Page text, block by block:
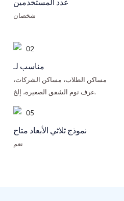
شخصان
مناسب لـ
مساكن الطلاب، مساكن الشركات،
غرف نوم الشقق الصغيرة، إلخ.
نموذج ثلاثي الأبعاد متاح
نعم